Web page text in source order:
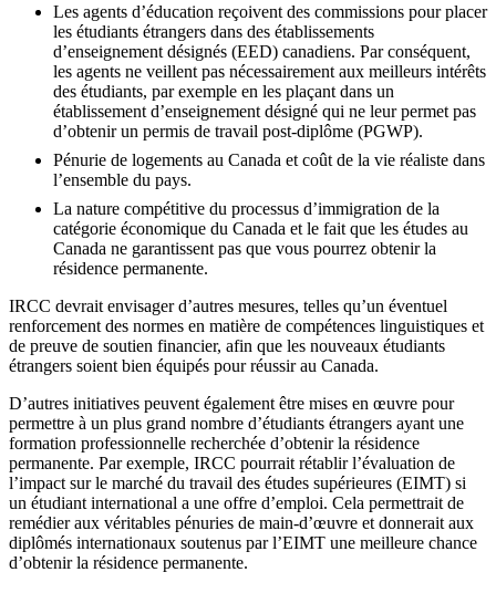
Les agents d’éducation reçoivent des commissions pour placer
les étudiants étrangers dans des établissements
d’enseignement désignés (EED) canadiens. Par conséquent,
les agents ne veillent pas nécessairement aux meilleurs intérêts
des étudiants, par exemple en les plaçant dans un
établissement d’enseignement désigné qui ne leur permet pas
d’obtenir un permis de travail post-diplôme (PGWP).
Pénurie de logements au Canada et coût de la vie réaliste dans
l’ensemble du pays.
La nature compétitive du processus d’immigration de la
catégorie économique du Canada et le fait que les études au
Canada ne garantissent pas que vous pourrez obtenir la
résidence permanente.
IRCC devrait envisager d’autres mesures, telles qu’un éventuel
renforcement des normes en matière de compétences linguistiques et
de preuve de soutien financier, afin que les nouveaux étudiants
étrangers soient bien équipés pour réussir au Canada.
D’autres initiatives peuvent également être mises en œuvre pour
permettre à un plus grand nombre d’étudiants étrangers ayant une
formation professionnelle recherchée d’obtenir la résidence
permanente. Par exemple, IRCC pourrait rétablir l’évaluation de
l’impact sur le marché du travail des études supérieures (EIMT) si
un étudiant international a une offre d’emploi. Cela permettrait de
remédier aux véritables pénuries de main-d’œuvre et donnerait aux
diplômés internationaux soutenus par l’EIMT une meilleure chance
d’obtenir la résidence permanente.